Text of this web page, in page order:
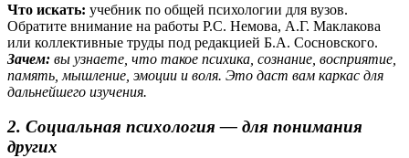
Что искать: учебник по общей психологии для вузов.
Обратите внимание на работы Р.С. Немова, А.Г. Маклакова
или коллективные труды под редакцией Б.А. Сосновского.
Зачем: вы узнаете, что такое психика, сознание, восприятие,
память, мышление, эмоции и воля. Это даст вам каркас для
дальнейшего изучения.
2. Социальная психология — для понимания
других